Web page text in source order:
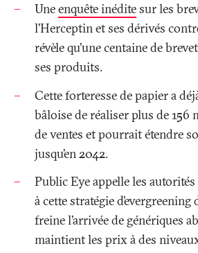
Uneenquête inéditesur les
l’Herceptin et ses dérivés
révèle qu’une centaine de
ses produits.
Cette forteresse de papier a
bâloise de réaliser plus de 156
de ventes et pourrait étendre
jusqu’en 2042.
Public Eye appelle les autorités
à cette stratégie
freine l’arrivée de génériques
maintient les prix à des